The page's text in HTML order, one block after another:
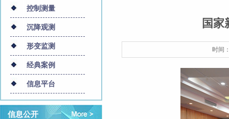
控制测量
沉降观测
形变监测
经典案例
信息平台
信息公开
国家
时间